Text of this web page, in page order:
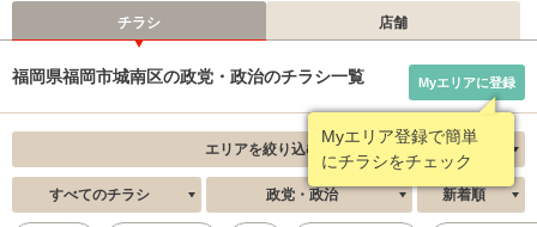
チラシ 店舗
福岡県福岡市城南区の政党・政治のチラシ一覧
Myエリア登録で簡単
にチラシをチェック
Myエリアに登録
エリアを絞り込む
すべてのチラシ 政党・政治 新着順